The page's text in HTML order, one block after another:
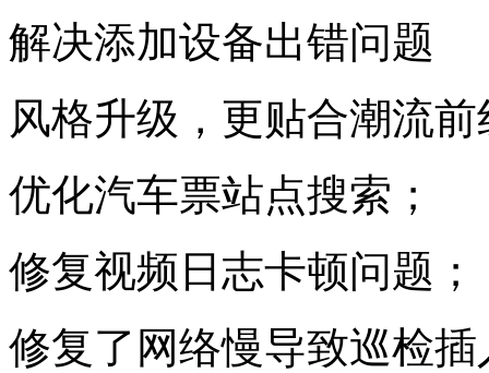
解决添加设备出错问题
风格升级，更贴合潮流前
优化汽车票站点搜索；
修复视频日志卡顿问题；
修复了网络慢导致巡检插